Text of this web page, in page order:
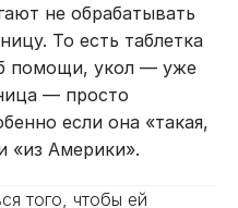
не обрабатывать
То есть таблетка
помощи, укол — уже
— просто
если она «такая,
«из Америки».
того, чтобы ей